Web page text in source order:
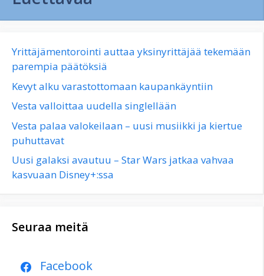
Yrittäjämentorointi auttaa yksinyrittäjää tekemään
parempia päätöksiä
Kevyt alku varastottomaan kaupankäyntiin
Vesta valloittaa uudella singlellään
Vesta palaa valokeilaan – uusi musiikki ja kiertue
puhuttavat
Uusi galaksi avautuu – Star Wars jatkaa vahvaa
kasvuaan Disney+:ssa
Seuraa meitä
Facebook